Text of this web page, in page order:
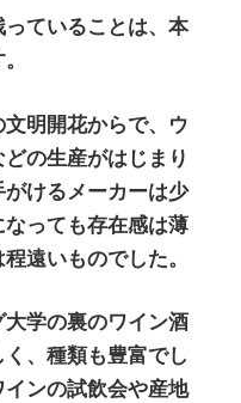
ていることは、本
明開花からで、ウ
の生産がはじまり
けるメーカーは少
っても存在感は薄
遠いものでした。
学の裏のワイン酒
、種類も豊富でし
ンの試飲会や産地